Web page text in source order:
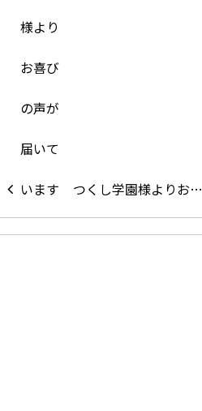
つくし学園様よりお…